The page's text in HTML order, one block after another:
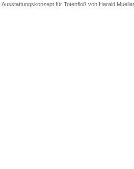
Ausstattungskonzept für Totenfloß von Harald